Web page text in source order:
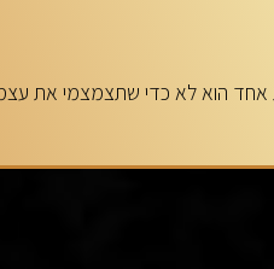
אחד הוא לא כדי שתצמצמי את